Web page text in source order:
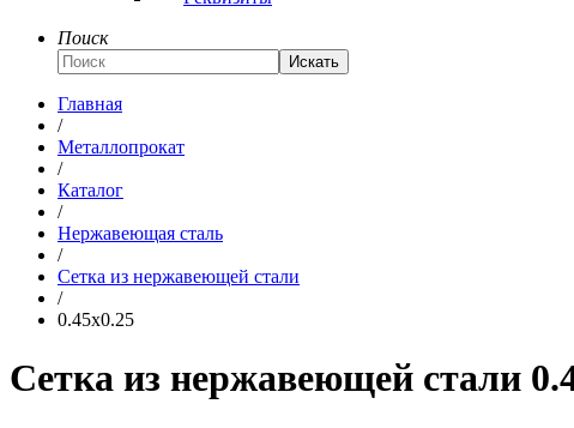
Поиск
Искать
Главная
/
Металлопрокат
/
Каталог
/
Нержавеющая сталь
/
Сетка из нержавеющей стали
/
0.45x0.25
Сетка из нержавеющей стали